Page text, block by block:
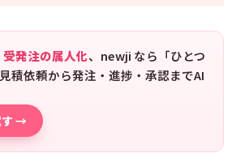
発注の属人化、newji なら「ひとつ
積依頼から発注・進捗・承認までAI
す →